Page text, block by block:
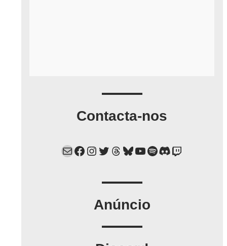
Contacta-nos
Mail Facebook Instagram Twitter Threads Bluesky YouTube Spotify Discord Twitch
Anúncio